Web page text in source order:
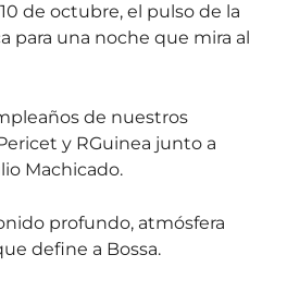
de octubre, el pulso de la
para una noche que mira al
de nuestros
y RGuinea junto a
Machicado.
profundo, atmósfera
define a Bossa.